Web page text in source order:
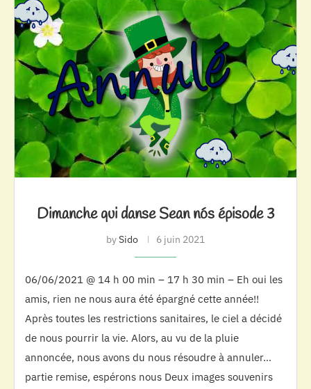
Dimanche qui danse Sean nós épisode 3
bySido 6 juin 2021
06/06/2021 @ 14 h 00 min – 17 h 30 min – Eh oui les
amis, rien ne nous aura été épargné cette année!!
Après toutes les restrictions sanitaires, le ciel a décidé
de nous pourrir la vie. Alors, au vu de la pluie
annoncée, nous avons du nous résoudre à annuler…
partie remise, espérons nous Deux images souvenirs